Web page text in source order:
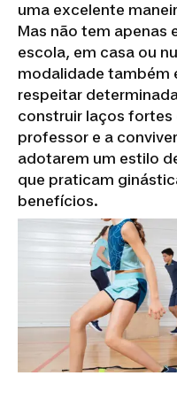
uma excelente
Mas não tem apenas
escola, em casa ou
modalidade também
respeitar
construir laços fortes
professor e a
adotarem um estilo
que praticam
benefícios.